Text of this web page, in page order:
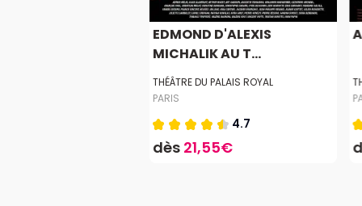
EDMOND D'ALEXIS
MICHALIK AU T...
THÉÂTRE DU PALAIS ROYAL
PARIS
4.7
dès 21,55€